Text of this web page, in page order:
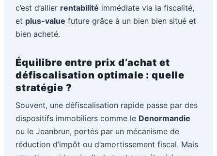
c’est d’allier rentabilité immédiate via la fiscalité,
et plus-value future grâce à un bien bien situé et
bien acheté.
Équilibre entre prix d’achat et
défiscalisation optimale : quelle
stratégie ?
Souvent, une défiscalisation rapide passe par des
dispositifs immobiliers comme le Denormandie
ou le Jeanbrun, portés par un mécanisme de
réduction d’impôt ou d’amortissement fiscal. Mais